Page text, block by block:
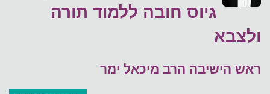
גיוס חובה ללמוד תורה
ולצבא
ראש הישיבה הרב מיכאל ימר